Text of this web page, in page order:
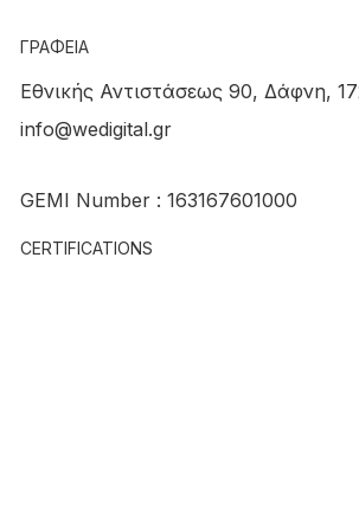
ΓΡΑΦΕΙΑ
Εθνικής Αντιστάσεως 90, Δάφνη,
info@wedigital.gr
GEMI Number : 163167601000
CERTIFICATIONS